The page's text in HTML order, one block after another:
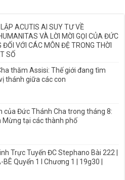
ACUTIS AI SUY TƯ VỀ
VÀ LỜI MỜI GỌI CỦA ĐỨC
ĐỐI VỚI CÁC MÔN ĐỆ TRONG THỜI
SỐ
thăm Assisi: Thế giới đang tìm
thánh giữa các con
của Đức Thánh Cha trong tháng 8:
Mừng tại các thành phố
Trực Tuyến ĐC Stephano Bài 222 |
Quyển 1 I Chương 1 | 19g30 |